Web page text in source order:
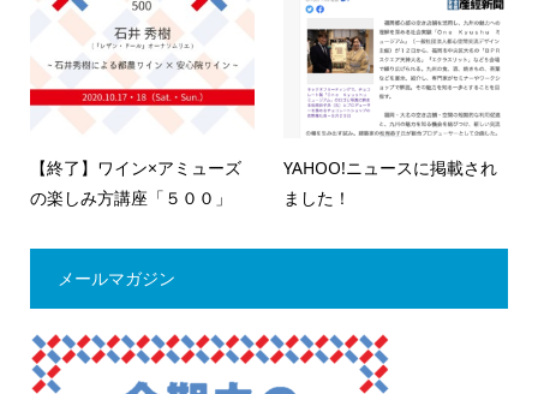
【終了】ワイン×アミューズ
の楽しみ方講座「５００」
YAHOO!ニュースに掲載され
ました！
メールマガジン